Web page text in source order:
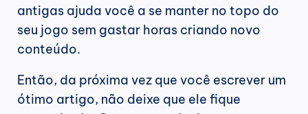
antigas ajuda você a se manter no topo do
seu jogo sem gastar horas criando novo
conteúdo.
Então, da próxima vez que você escrever um
ótimo artigo, não deixe que ele fique